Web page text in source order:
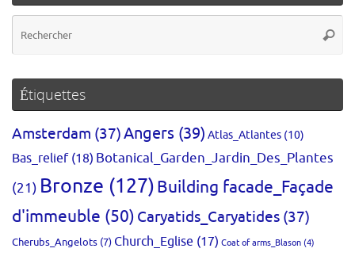
Étiquettes
Amsterdam (37)Angers (39) Atlas_Atlantes (10)
Bas_relief(18) Botanical_Garden_Jardin_Des_Plantes
(21) Bronze (127)Building facade_Façade
d'immeuble (50) Caryatids_Caryatides (37)
Cherubs_Angelots (7) Church_Eglise (17) Coat of arms_Blason (4)